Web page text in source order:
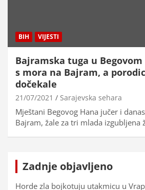
BIH VIJESTI
Bajramska tuga u
s mora na Bajram, a
dočekale
21/07/2021 Sarajevska sehara
Mještani Begovog Hana jučer i
Bajram, žale za tri mlada izgubljena
Zadnje objavljeno
Horde zla bojkotuju utakmicu u